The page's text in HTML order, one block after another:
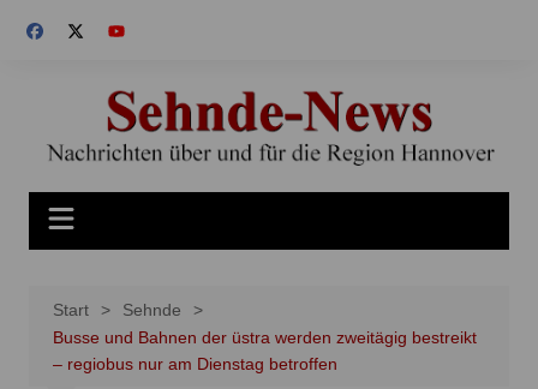
Inhalt
Start
Sehnde
Busse und Bahnen der üstra werden zweitägig bestreikt
– regiobus nur am Dienstag betroffen